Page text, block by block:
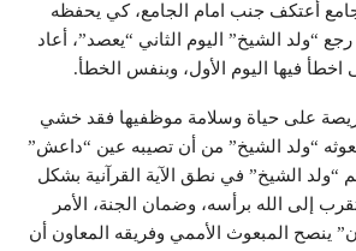
أعتكف جنب امام الجامع، كي يحفظه
رجع “ولد الشيخ” اليوم الثاني “يعصد”، أعاد
اخطأ فيها اليوم الأول، وبنفس الخطأ.
على حياة وسلامة موظفيها فقد خشي
“ولد الشيخ” من أن تصيبه عين “داعش”
“ولد الشيخ” في نطق الآية القرآنية بشكل
إلى الله برأسه، وضمان الجنة، الأمر
ينصح المبعوث الأممي وفريقه المعاون أن